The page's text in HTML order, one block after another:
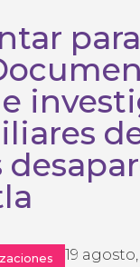
para
19